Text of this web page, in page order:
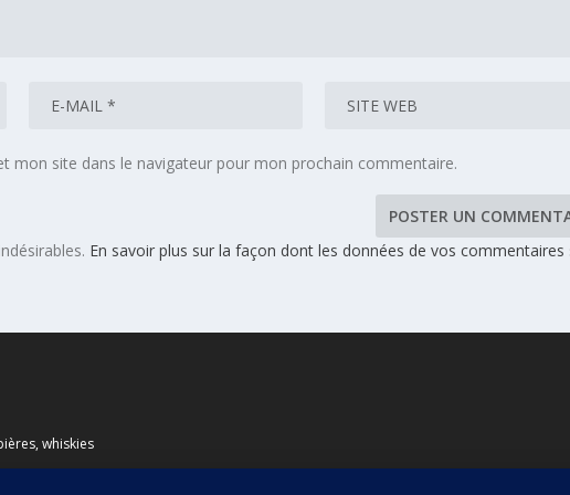
mon site dans le navigateur pour mon prochain commentaire.
En savoir plus sur la façon dont les données de vos commentaires
whiskies